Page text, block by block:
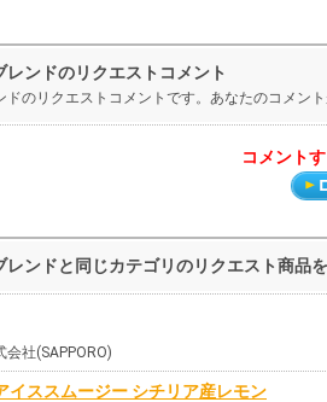
ンドのリクエストコメント
のリクエストコメントです。あなたのコメン
コメント
ンドと同じカテゴリのリクエスト商品
社(SAPPORO)
イススムージー シチリア産レモン